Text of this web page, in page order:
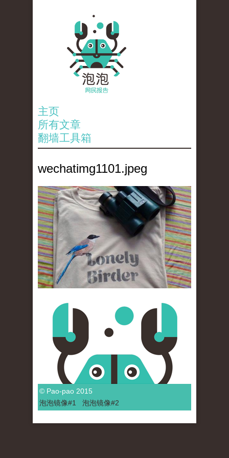
主页
所有文章
翻墙工具箱
wechatimg1101.jpeg
© Pao-pao 2015
泡泡镜像#1 泡泡镜像#2